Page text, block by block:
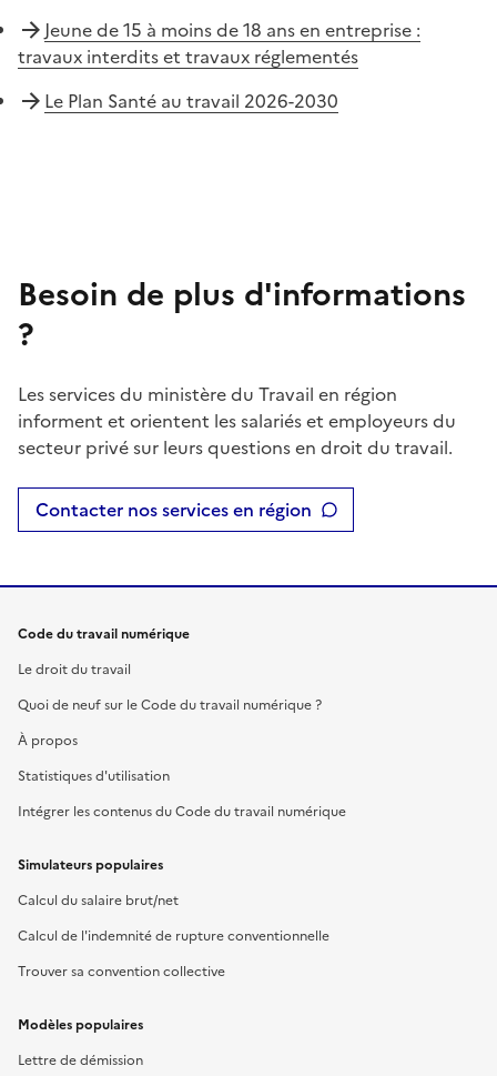
Jeune de 15 à moins de 18 ans en entreprise :
travaux interdits et travaux réglementés
Le Plan Santé au travail 2026-2030
Besoin de plus d'informations
?
Les services du ministère du Travail en région
informent et orientent les salariés et employeurs du
secteur privé sur leurs questions en droit du travail.
Contacter nos services en région
Code du travail numérique
Le droit du travail
Quoi de neuf sur le Code du travail numérique ?
À propos
Statistiques d'utilisation
Intégrer les contenus du Code du travail numérique
Simulateurs populaires
Calcul du salaire brut/net
Calcul de l'indemnité de rupture conventionnelle
Trouver sa convention collective
Modèles populaires
Lettre de démission